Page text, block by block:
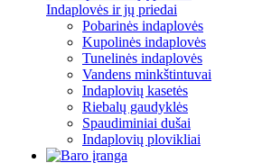
Indaplovės ir jų priedai
Pobarinės indaplovės
Kupolinės indaplovės
Tunelinės indaplovės
Vandens minkštintuvai
Indaplovių kasetės
Riebalų gaudyklės
Spaudiminiai dušai
Indaplovių plovikliai